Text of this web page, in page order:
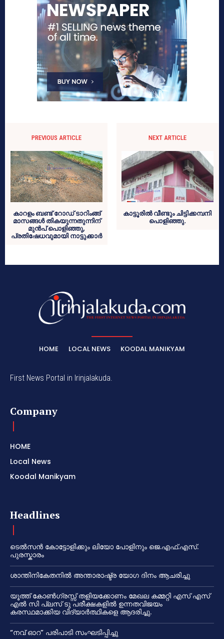
PREVIOUS ARTICLE
കാറളം ബണ്ട് റോഡ് ടാറിംങ്ങ്
മാസങ്ങള്‍ തികയുന്നതുന്നിന്
മുന്‍പ് പൊളിഞ്ഞു,
പ്രതിഷേധവുമായി നാട്ടുക്കാര്‍
NEXT ARTICLE
കാട്ടൂരില്‍ വീണ്ടും ചിട്ടിക്കമ്പനി
പൊളിഞ്ഞു.
HOME LOCAL NEWS KOODAL MANIKYAM
First News Portal in Irinjalakuda.
Company
HOME
Local News
Koodal Manikyam
Headlines
ടെൽസൻ കോട്ടോളിക്കും ലിയോ പോളിനും ജെ.എഫ്.എസ്.
പുരസ്കാരം
ശാന്തിനികേതനിൽ അന്താരാഷ്ട്ര യോഗ ദിനം ആചരിച്ചു
യൂത്ത് കോൺഗ്രസ്സ് തളിയക്കോണം മേഖല കമ്മറ്റി എസ് എസ്
എൽ സി പ്ലസ് ടു പരീക്ഷകളിൽ ഉന്നതവിജയം
കരസ്ഥമാക്കിയ വിദ്യാർത്ഥികളെ ആദരിച്ചു.
“നവ് ഓറ” പരിപാടി സംഘടിപ്പിച്ചു